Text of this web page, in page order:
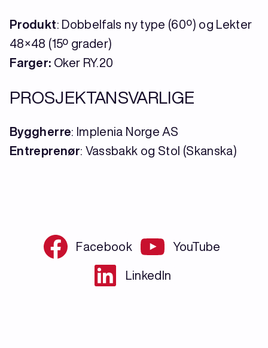
Produkt: Dobbelfals ny type (60º) og Lekter
48×48 (15º grader)
Farger: Oker RY.20
PROSJEKTANSVARLIGE
Byggherre: Implenia Norge AS
Entreprenør: Vassbakk og Stol (Skanska)
Facebook YouTube
LinkedIn